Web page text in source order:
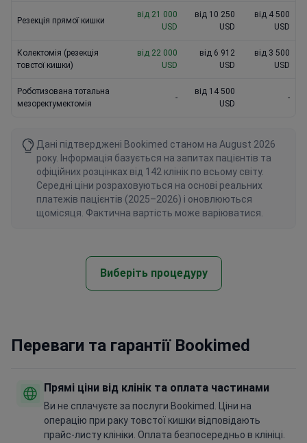
Резекція прямої кишки
від 21 000
USD
від 10 250
USD
від 4 500
USD
Колектомія (резекція
товстої кишки)
від 22 000
USD
від 6 912
USD
від 3 500
USD
Роботизована тотальна
мезоректумектомія
-
від 14 500
USD
-
Дані підтверджені Bookimed станом на August 2026
року. Інформація базується на запитах пацієнтів та
офіційних розцінках від 142 клінік по всьому світу.
Середні ціни розраховуються на основі реальних
платежів пацієнтів (2025–2026) і оновлюються
щомісяця. Фактична вартість може варіюватися.
Виберіть процедуру
Переваги та гарантії Bookimed
Прямі ціни від клінік та оплата частинами
Ви не сплачуєте за послуги Bookimed. Ціни на
операцію при раку товстої кишки відповідають
прайс-листу клініки. Оплата безпосередньо в клініці.